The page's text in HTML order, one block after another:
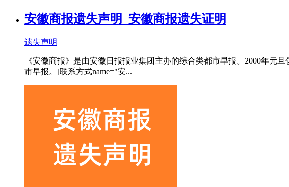
安徽商报遗失声明_安徽商报遗失证明
遗失声明
《安徽商报》是由安徽日报报业集团主办的综合类都市早报。2000年元
市早报。[联系方式name="安...